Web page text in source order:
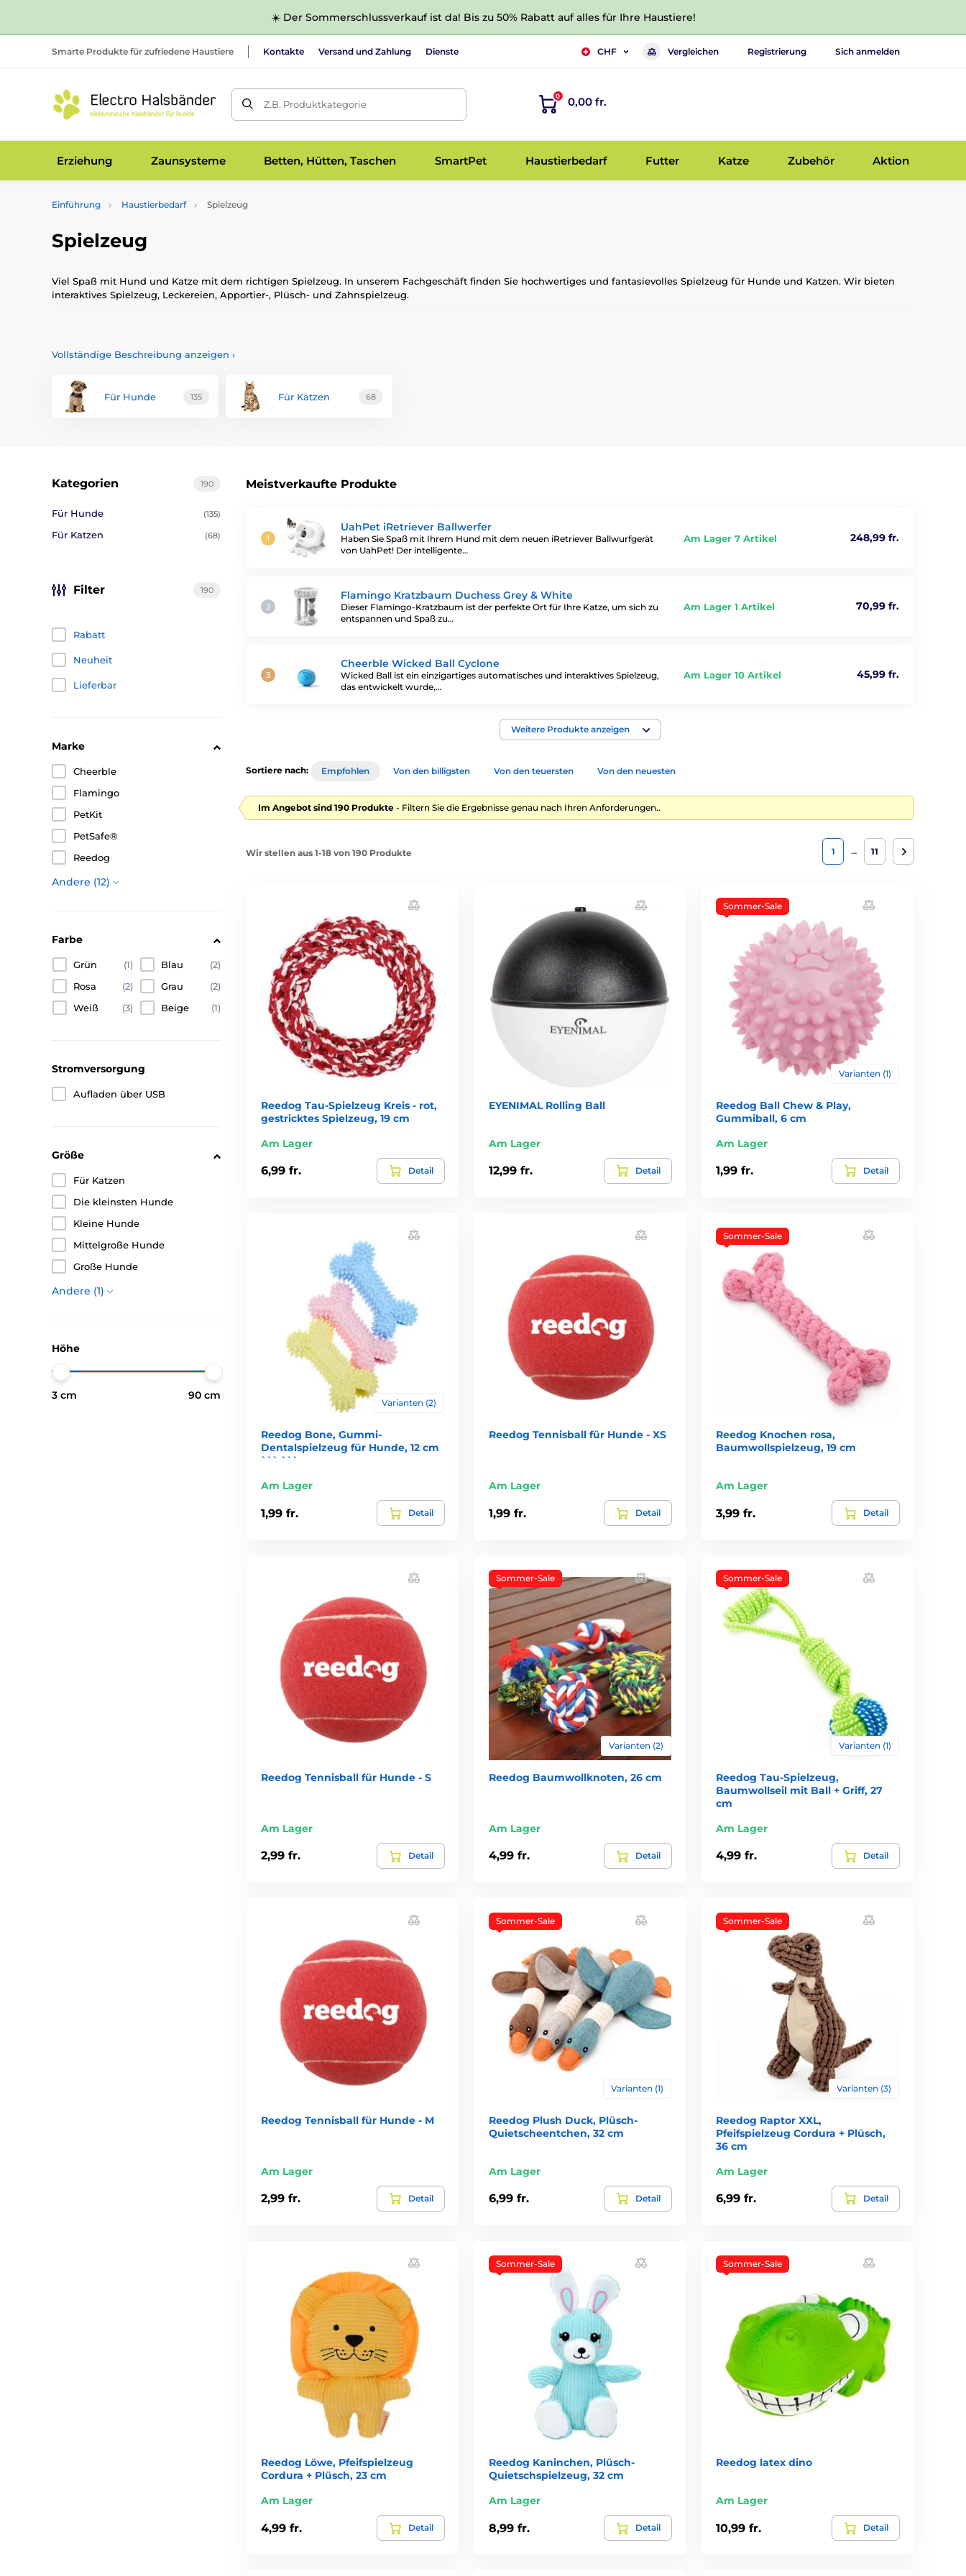
☀️ Der Sommerschlussverkauf ist da! Bis zu 50% Rabatt auf alles für Ihre Haustiere!
Smarte Produkte für zufriedene Haustiere Kontakte Versand und Zahlung Dienste CHF Vergleichen Registrierung Sich anmelden
Z.B. Produktkategorie
0 0,00 fr.
Erziehung Zaunsysteme Betten, Hütten, Taschen SmartPet Haustierbedarf Futter Katze Zubehör Aktion
Einführung Haustierbedarf Spielzeug
Spielzeug
Viel Spaß mit Hund und Katze mit dem richtigen Spielzeug. In unserem Fachgeschäft finden Sie hochwertiges und fantasievolles Spielzeug für Hunde und Katzen. Wir bieten
interaktives Spielzeug, Leckereien, Apportier-, Plüsch- und Zahnspielzeug.
interaktives Spielzeug, Leckereien, Apportier-, Plüsch- und Zahnspielzeug.
Vollständige Beschreibung anzeigen ›
Für Hunde 135 Für Katzen 68
Meistverkaufte Produkte
UahPet iRetriever Ballwerfer
Haben Sie Spaß mit Ihrem Hund mit dem neuen iRetriever Ballwurfgerät
von UahPet! Der intelligente…
Am Lager 7 Artikel 248,99 fr.
Flamingo Kratzbaum Duchess Grey & White
Dieser Flamingo-Kratzbaum ist der perfekte Ort für Ihre Katze, um sich zu
entspannen und Spaß zu…
Am Lager 1 Artikel 70,99 fr.
Cheerble Wicked Ball Cyclone
Wicked Ball ist ein einzigartiges automatisches und interaktives Spielzeug,
das entwickelt wurde,…
Am Lager 10 Artikel 45,99 fr.
Weitere Produkte anzeigen
190
Kategorien
Für Hunde (135)
Für Katzen (68)
Filter 190
Rabatt
Neuheit
Lieferbar
Marke
Cheerble
Flamingo
PetKit
PetSafe®
Reedog
Andere (12)
Farbe
Grün (1) Blau
(2)
Rosa
(2) Grau
(2)
Weiß
(3) Beige (1)
Stromversorgung
Aufladen über USB
Größe
Für Katzen
Die kleinsten Hunde
Kleine Hunde
Mittelgroße Hunde
Große Hunde
Andere (1)
Höhe
3 cm 90 cm
Sortiere nach: Empfohlen Von den billigsten Von den teuersten Von den neuesten
Im Angebot sind 190 Produkte - Filtern Sie die Ergebnisse genau nach Ihren Anforderungen..
Wir stellen aus 1-18 von 190 Produkte 1 … 11
Reedog Tau-Spielzeug Kreis - rot,
gestricktes Spielzeug, 19 cm
Am Lager
6,99 fr. Detail
EYENIMAL Rolling Ball
Am Lager
12,99 fr. Detail
Sommer-Sale
Varianten (1)
Reedog Ball Chew & Play,
Gummiball, 6 cm
Am Lager
1,99 fr. Detail
Varianten (2)
Reedog Bone, Gummi-
Dentalspielzeug für Hunde, 12 cm
``` ```
Am Lager
1,99 fr. Detail
Reedog Tennisball für Hunde - XS
Am Lager
1,99 fr. Detail
Sommer-Sale
Reedog Knochen rosa,
Baumwollspielzeug, 19 cm
Am Lager
3,99 fr. Detail
Reedog Tennisball für Hunde - S
Am Lager
2,99 fr. Detail
Sommer-Sale
Varianten (2)
Reedog Baumwollknoten, 26 cm
Am Lager
4,99 fr. Detail
Sommer-Sale
Varianten (1)
Reedog Tau-Spielzeug,
Baumwollseil mit Ball + Griff, 27
cm
Am Lager
4,99 fr. Detail
Reedog Tennisball für Hunde - M
Am Lager
2,99 fr. Detail
Sommer-Sale
Varianten (1)
Reedog Plush Duck, Plüsch-
Quietscheentchen, 32 cm
Am Lager
6,99 fr. Detail
Sommer-Sale
Varianten (3)
Reedog Raptor XXL,
Pfeifspielzeug Cordura + Plüsch,
36 cm
Am Lager
6,99 fr. Detail
Reedog Löwe, Pfeifspielzeug
Cordura + Plüsch, 23 cm
Am Lager
4,99 fr. Detail
Sommer-Sale
Reedog Kaninchen, Plüsch-
Quietschspielzeug, 32 cm
Am Lager
8,99 fr. Detail
Sommer-Sale
Reedog latex dino
Am Lager
10,99 fr. Detail